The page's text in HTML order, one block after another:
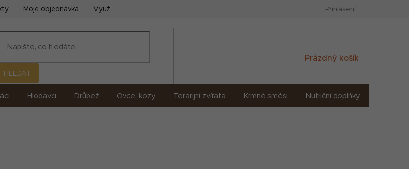
Moje objednávka Využití umělé inteligence (AI) Přihlášení
HLEDAT
Nákupní
Prázdný košík
Hlodavci Drůbež Ovce, kozy Terarijní zvířata Krmné směsi Nutriční doplňky